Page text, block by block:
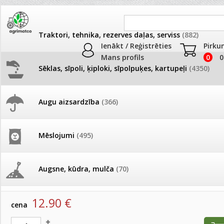
Ienākt / Reģistrēties
Mans profils
0
Traktori, tehnika, rezerves daļas, serviss (882)
Sēklas, sīpoli, ķiploki, sīpolpuķes, kartupeļi (4350)
Augu aizsardzība (366)
Mēslojumi (495)
Augsne, kūdra, mulča (70)
Podi un kasetes
JAUNUMI
Pašlasīšanas vietu katalogs
26.05. Vebinārs - Kā ierobežot
gliemežus piemājas dārzā un
Darba laiks Līgo svētkos
Ūdens piemērotības noteikšana
AKCIJAS
frēze + mulčieris +
AKCIJAS komplekts -
Lauvmutītes
Produkti »Sēklas, sīpoli, ķiploki, sīpolpuķes, kartupeļi
Lauvmutītes
Lauvmutītes Rocket Red 1000s(MS)
artikuls:
cena 12.90 €